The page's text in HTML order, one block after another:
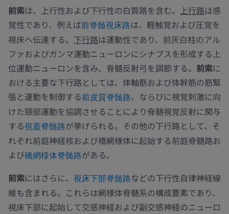
前索は、上行性および下行性の白質路を含む。 上行路は感
覚性であり、例えば前脊髄視床路は、軽触覚および圧覚を
視床へ伝達する。 下行路は運動性であり、前灰白柱のアル
ファおよびガンマ運動ニューロンにシナプスを形成する上
位運動ニューロンを含み、脊髄反射弓を調節する。 前索に
おける主要な下行路としては、体軸筋および体幹筋の筋緊
張と運動を制御する前皮質脊髄路、ならびに視覚刺激に向
けた頸部運動を協調させることにより脊髄視覚反射に関与
する視蓋脊髄路が挙げられる。その他の下行路として、そ
れぞれ前庭神経核および橋網様体に起始する前庭脊髄路お
よび橋網様体脊髄路がある。
前索にはさらに、 視床下部脊髄路などの下行性自律神経線
維も含まれる。これらは網様体脊髄系の構成要素であり、
視床下部に起始して交感神経および副交感神経のニューロ